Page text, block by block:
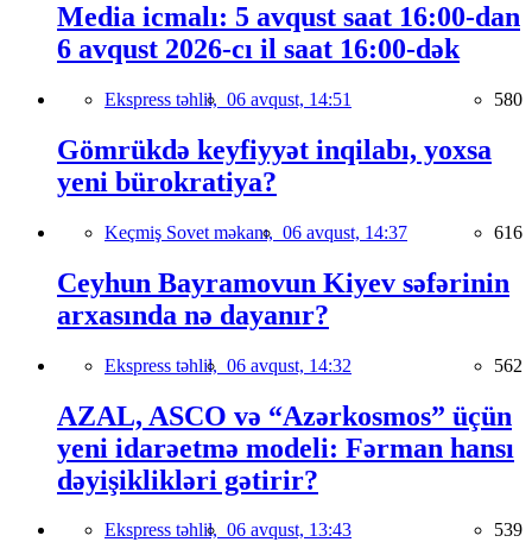
Media icmalı: 5 avqust saat 16:00-dan
6 avqust 2026-cı il saat 16:00-dək
Ekspress təhlil, 06 avqust, 14:51 580
Gömrükdə keyfiyyət inqilabı, yoxsa
yeni bürokratiya?
Keçmiş Sovet məkanı, 06 avqust, 14:37 616
Ceyhun Bayramovun Kiyev səfərinin
arxasında nə dayanır?
Ekspress təhlil, 06 avqust, 14:32 562
AZAL, ASCO və “Azərkosmos” üçün
yeni idarəetmə modeli: Fərman hansı
dəyişiklikləri gətirir?
Ekspress təhlil, 06 avqust, 13:43 539